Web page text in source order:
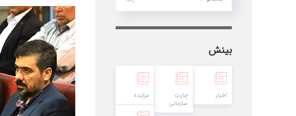
بینش
اخبار
چارت
سازمانی
مزایده